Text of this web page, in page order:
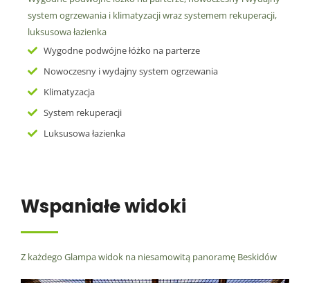
system ogrzewania i klimatyzacji wraz systemem rekuperacji,
luksusowa łazienka
Wygodne podwójne łóżko na parterze
Nowoczesny i wydajny system ogrzewania
Klimatyzacja
System rekuperacji
Luksusowa łazienka
Wspaniałe widoki
Z każdego Glampa widok na niesamowitą panoramę Beskidów